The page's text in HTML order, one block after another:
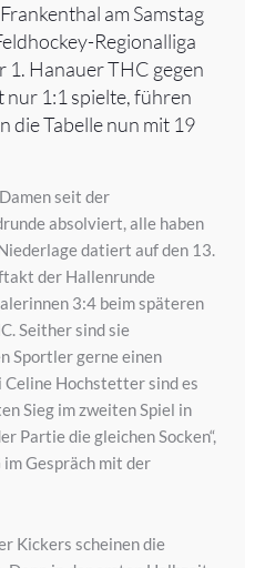
am Samstag
Regionalliga
1. Hanauer THC gegen
nur 1:1 spielte, führen
die Tabelle nun mit 19
seit der
absolviert, alle haben
datiert auf den 13.
der Hallenrunde
3:4 beim späteren
Seither sind sie
Sportler gerne einen
Hochstetter sind es
Sieg im zweiten Spiel in
Partie die gleichen Socken“,
Gespräch mit der
Kickers scheinen die